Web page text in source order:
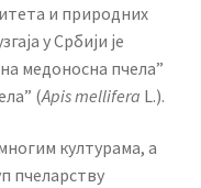
и природних
у Србији је
медоносна пчела”
(Apis mellifera L.).
културама, а
пчеларству